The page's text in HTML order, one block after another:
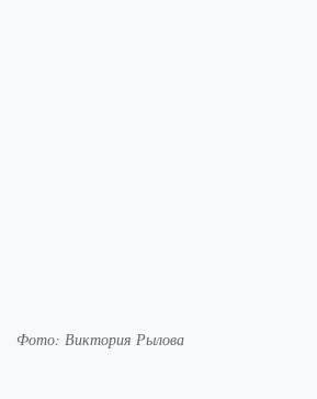
Фото: Виктория Рылова